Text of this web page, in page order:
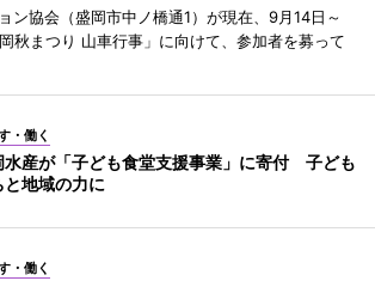
ン協会（盛岡市中ノ橋通1）が現在、9月14日～
秋まつり 山車行事」に向けて、参加者を募って
・働く
水産が「子ども食堂支援事業」に寄付 子ども
と地域の力に
・働く